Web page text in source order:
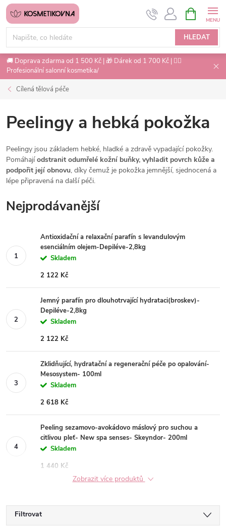
Přejít
obsah
HLEDAT
NÁKUPNÍ
KOŠÍK
🚚 Doprava zdarma od 1 500 Kč | 🎁 Dárek od 1 700 Kč | 💇‍♀️
Profesionální salonní kosmetika/
Cílená tělová péče
Peelingy a hebká pokožka
Peelingy jsou základem hebké, hladké a zdravě vypadající pokožky.
Pomáhajíodstranit odumřelé kožní buňky, vyhladit povrch kůže a
podpořit její obnovu, díky čemuž je pokožka jemnější, sjednocená a
lépe připravená na další péči.
Nejprodávanější
Antioxidační a relaxační parafín s levandulovým
esenciálním olejem-Depiléve-2,8kg
Skladem
2 122 Kč
Jemný parafín pro dlouhotrvající hydrataci(broskev)-
Depiléve-2,8kg
Skladem
2 122 Kč
Zklidňující, hydratační a regenerační péče po opalování-
Mesosystem- 100ml
Skladem
2 618 Kč
Peeling sezamovo-avokádovo máslový pro suchou a
citlivou pleť- New spa senses- Skeyndor- 200ml
Skladem
1 440 Kč
Zobrazit více produktů
Filtrovat